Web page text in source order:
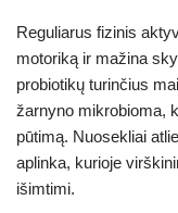
Reguliarus fizinis
motoriką ir mažina
probiotikų turinčius
žarnyno mikrobioma,
pūtimą. Nuosekliai
aplinka, kurioje
išimtimi.